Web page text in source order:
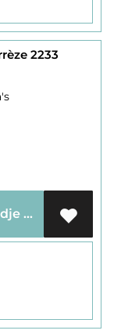
2233
Voeg toe aan mijn winkelmandje